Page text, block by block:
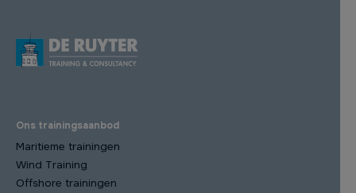
Ons trainingsaanbod
Maritieme trainingen
Wind Training
Offshore trainingen